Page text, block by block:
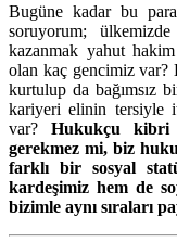
Bugüne kadar bu
soruyorum;
kazanmak yahut
olan kaç gencimiz var?
kurtulup da bağımsız
kariyeri elinin tersiyle
var? Hukukçu kibri
gerekmez mi, biz
farklı bir sosyal
kardeşimiz hem de
bizimle aynı sıraları